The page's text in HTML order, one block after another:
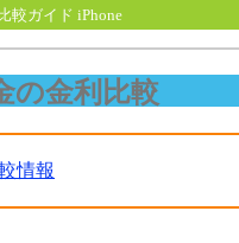
較ガイド iPhone
の金利比較
情報